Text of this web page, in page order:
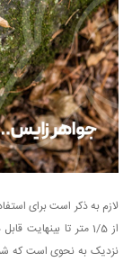
لازم به ذکر است برای
از 1/5 متر تا
نزدیک به نحوی است که